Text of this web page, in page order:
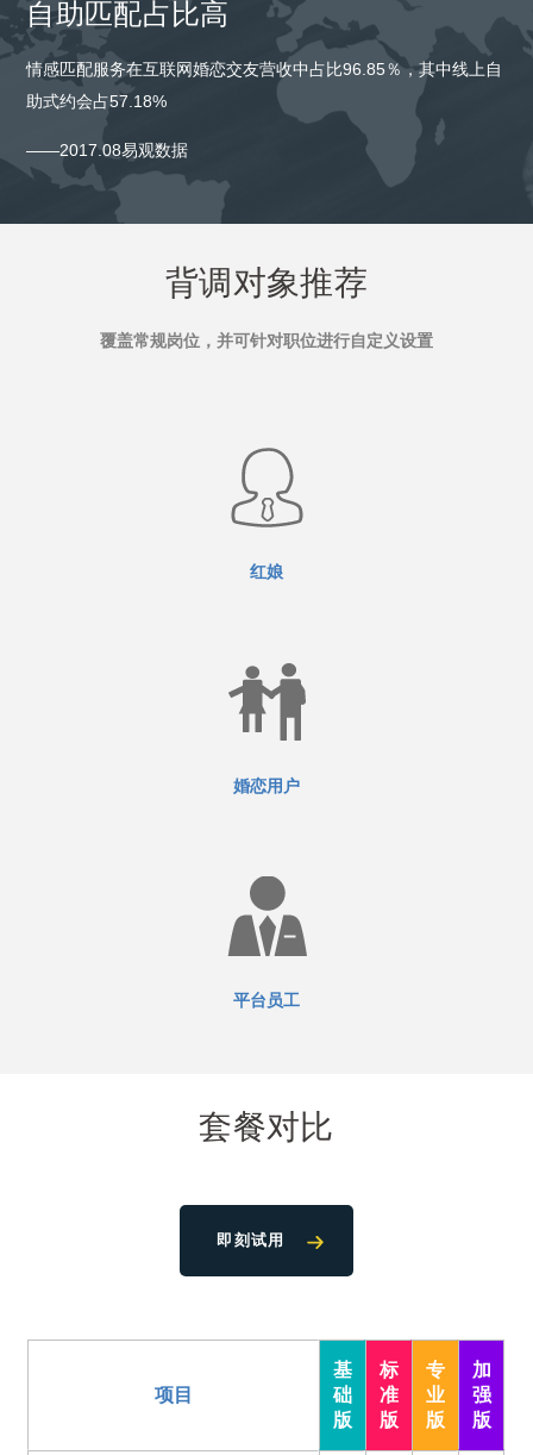
自助匹配占比高
情感匹配服务在互联网婚恋交友营收中占比96.85％，其中线上自
助式约会占57.18%
——2017.08易观数据
背调对象推荐
覆盖常规岗位，并可针对职位进行自定义设置
红娘
婚恋用户
平台员工
套餐对比
即刻试用
项目
基
础
版
标
准
版
专
业
版
加
强
版